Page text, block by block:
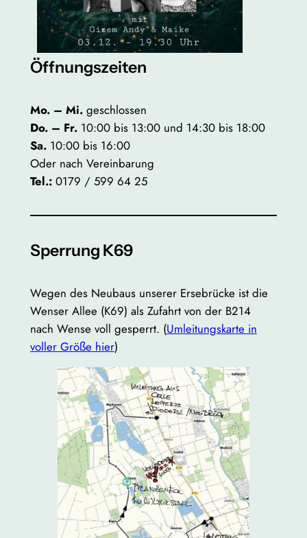
Öffnungszeiten
Mo. – Mi.geschlossen
Do. – Fr. 10:00 bis 13:00 und 14:30 bis 18:00
Sa.10:00 bis 16:00
Oder nach Vereinbarung
Tel.:0179 / 599 64 25
Sperrung K69
Wegen des Neubaus unserer Ersebrücke ist die
Wenser Allee (K69) als Zufahrt von der B214
nach Wense voll gesperrt. (Umleitungskarte in
voller Größe hier)